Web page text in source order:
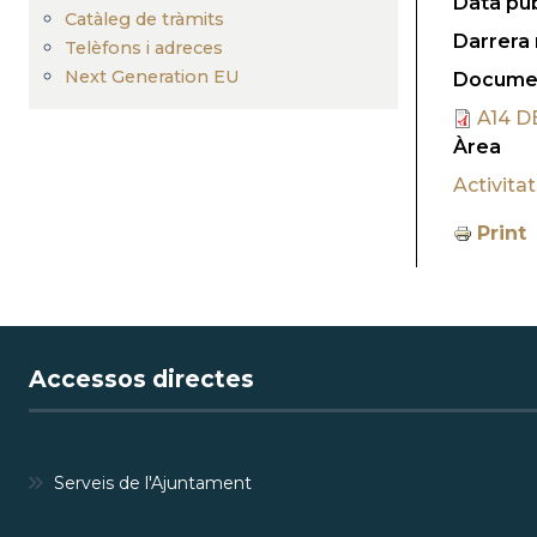
Catàleg de tràmits
Telèfons i adreces
Next Generation EU
Darrera
A14
Àrea
Print
Accessos directes
Serveis de l'Ajuntament